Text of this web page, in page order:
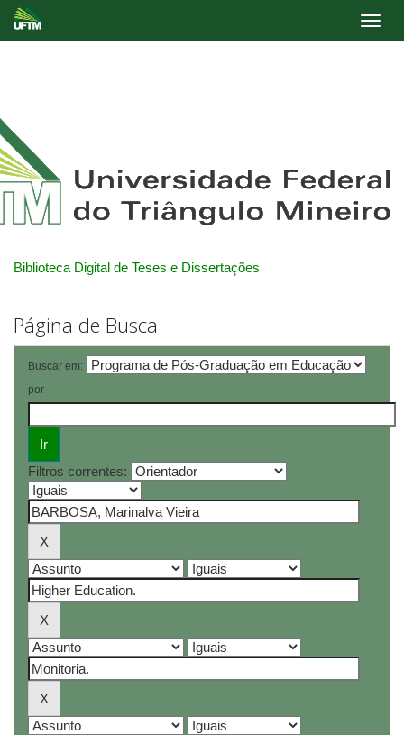
Biblioteca Digital de Teses e Dissertações
Página de Busca
Buscar em:
por
Filtros correntes: